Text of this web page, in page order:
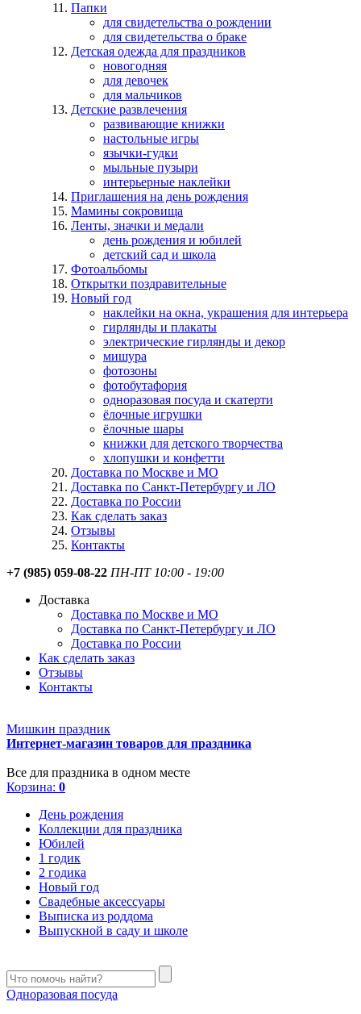
Папки
для свидетельства о рождении
для свидетельства о браке
Детская одежда для праздников
новогодняя
для девочек
для мальчиков
Детские развлечения
развивающие книжки
настольные игры
язычки-гудки
мыльные пузыри
интерьерные наклейки
Приглашения на день рождения
Мамины сокровища
Ленты, значки и медали
день рождения и юбилей
детский сад и школа
Фотоальбомы
Открытки поздравительные
Новый год
наклейки на окна, украшения для интерьера
гирлянды и плакаты
электрические гирлянды и декор
мишура
фотозоны
фотобутафория
одноразовая посуда и скатерти
ёлочные игрушки
ёлочные шары
книжки для детского творчества
хлопушки и конфетти
Доставка по Москве и МО
Доставка по Санкт-Петербургу и ЛО
Доставка по России
Как сделать заказ
Отзывы
Контакты
+7 (985) 059-08-22 ПН-ПТ 10:00 - 19:00
Доставка
Доставка по Москве и МО
Доставка по Санкт-Петербургу и ЛО
Доставка по России
Как сделать заказ
Отзывы
Контакты
Мишкин праздник
Интернет-магазин товаров для праздника
Все для праздника в одном месте
Корзина: 0
День рождения
Коллекции для праздника
Юбилей
1 годик
2 годика
Новый год
Свадебные аксессуары
Выписка из роддома
Выпускной в саду и школе
Одноразовая посуда